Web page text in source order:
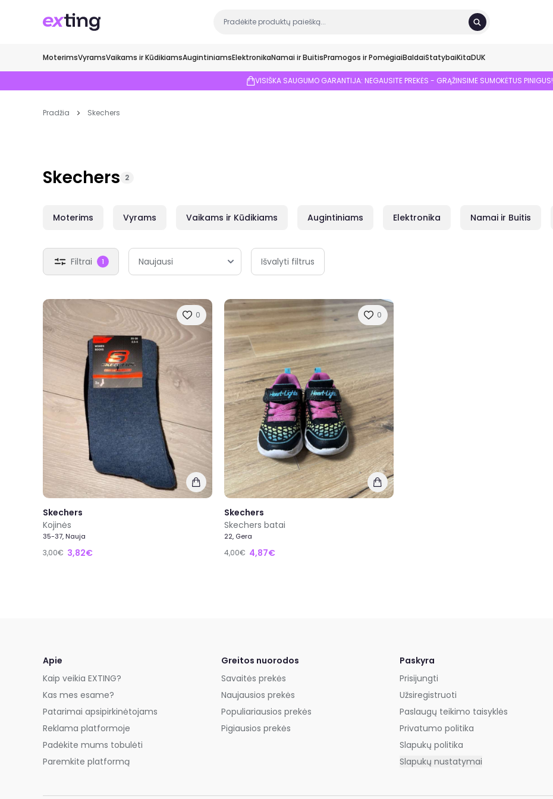
MoterimsVyramsVaikams ir KūdikiamsAugintiniamsElektronikaNamai ir BuitisPramogos ir PomėgiaiBaldaiStatybaiKitaDUK
VISIŠKA SAUGUMO GARANTIJA: NEGAUSITE PREKĖS - GRĄŽINSIME SUMOKĖTUS PINIGUS!
Pradžia Skechers
Skechers 2
Moterims Vyrams Vaikams ir Kūdikiams Augintiniams Elektronika Namai ir Buitis
Filtrai 1 Išvalyti filtrus
0
Skechers
Kojinės
35-37, Nauja
3,00€ 3,82€
0
Skechers
Skechers batai
22, Gera
4,00€ 4,87€
Apie
Kaip veikia EXTING?
Kas mes esame?
Patarimai apsipirkinėtojams
Reklama platformoje
Padėkite mums tobulėti
Paremkite platformą
Greitos nuorodos
Savaitės prekės
Naujausios prekės
Populiariausios prekės
Pigiausios prekės
Paskyra
Prisijungti
Užsiregistruoti
Paslaugų teikimo taisyklės
Privatumo politika
Slapukų politika
Slapukų nustatymai